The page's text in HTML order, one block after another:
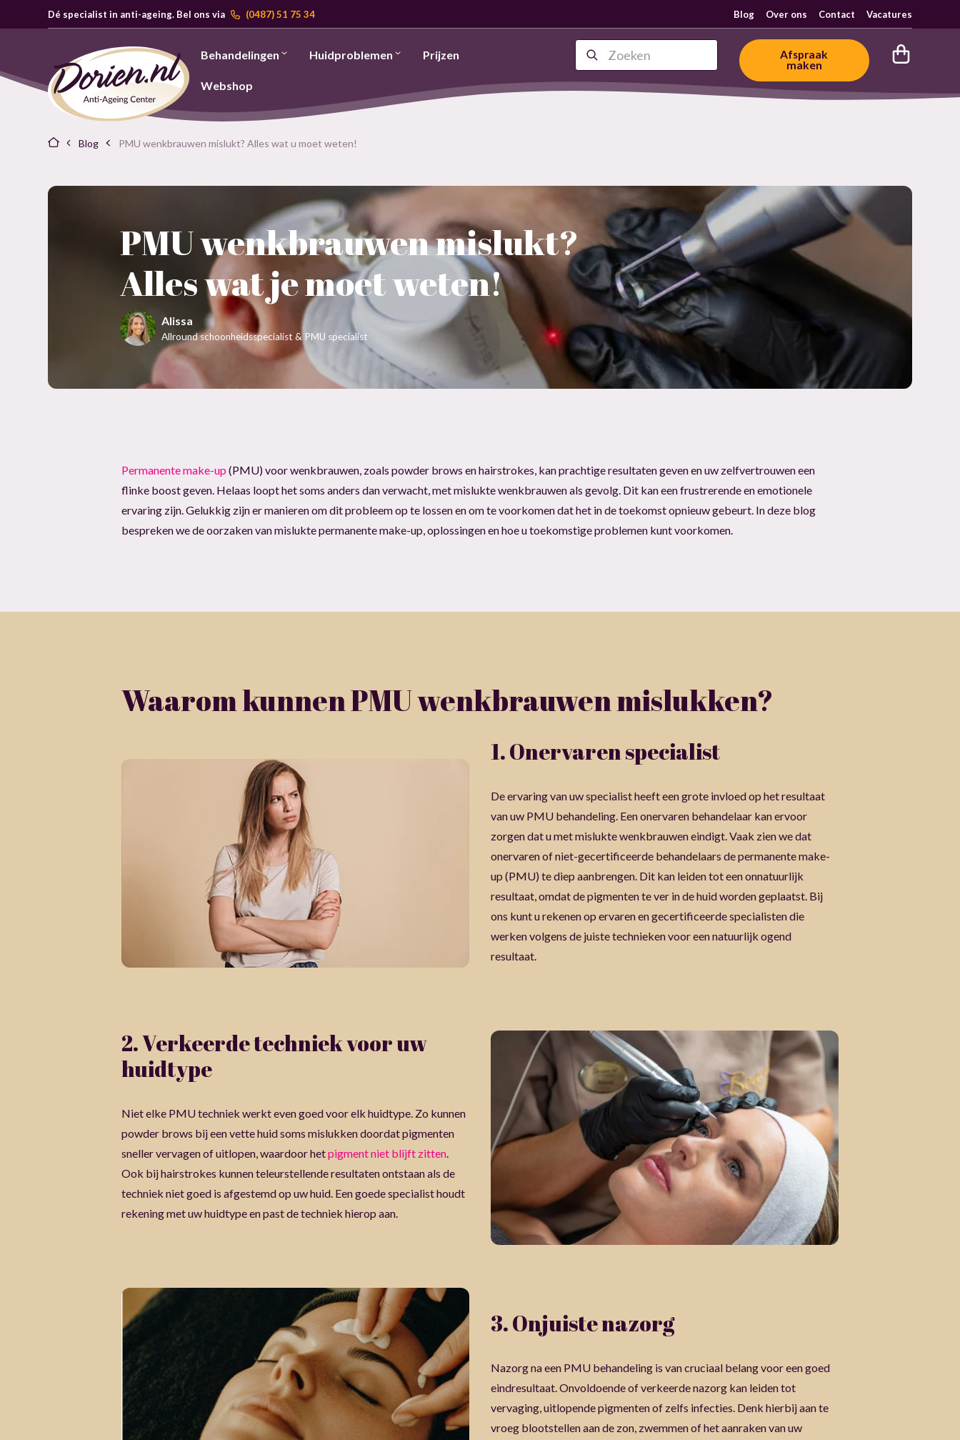
Dé specialist in anti-ageing. Bel ons via (0487) 51 75 34 Blog Over ons Contact Vacatures
Behandelingen Huidproblemen Prijzen
Webshop
Afspraak
maken
Blog PMU wenkbrauwen mislukt? Alles wat u moet weten!
PMU wenkbrauwen mislukt?
Alles wat je moet weten!
Alissa
Allround schoonheidsspecialist & PMU specialist
Permanente make-up (PMU) voor wenkbrauwen, zoals powder brows en hairstrokes, kan prachtige resultaten geven en uw zelfvertrouwen een
flinke boost geven. Helaas loopt het soms anders dan verwacht, met mislukte wenkbrauwen als gevolg. Dit kan een frustrerende en emotionele
ervaring zijn. Gelukkig zijn er manieren om dit probleem op te lossen en om te voorkomen dat het in de toekomst opnieuw gebeurt. In deze blog
bespreken we de oorzaken van mislukte permanente make-up, oplossingen en hoe u toekomstige problemen kunt voorkomen.
Waarom kunnen PMU wenkbrauwen mislukken?
1. Onervaren specialist
De ervaring van uw specialist heeft een grote invloed op het resultaat
van uw PMU behandeling. Een onervaren behandelaar kan ervoor
zorgen dat u met mislukte wenkbrauwen eindigt. Vaak zien we dat
onervaren of niet-gecertificeerde behandelaars de permanente make-
up (PMU) te diep aanbrengen. Dit kan leiden tot een onnatuurlijk
resultaat, omdat de pigmenten te ver in de huid worden geplaatst. Bij
ons kunt u rekenen op ervaren en gecertificeerde specialisten die
werken volgens de juiste technieken voor een natuurlijk ogend
resultaat.
2. Verkeerde techniek voor uw
huidtype
Niet elke PMU techniek werkt even goed voor elk huidtype. Zo kunnen
powder brows bij een vette huid soms mislukken doordat pigmenten
sneller vervagen of uitlopen, waardoor hetpigment niet blijft zitten.
Ook bij hairstrokes kunnen teleurstellende resultaten ontstaan als de
techniek niet goed is afgestemd op uw huid. Een goede specialist houdt
rekening met uw huidtype en past de techniek hierop aan.
3. Onjuiste nazorg
Nazorg na een PMU behandeling is van cruciaal belang voor een goed
eindresultaat. Onvoldoende of verkeerde nazorg kan leiden tot
vervaging, uitlopende pigmenten of zelfs infecties. Denk hierbij aan te
vroeg blootstellen aan de zon, zwemmen of het aanraken van uw